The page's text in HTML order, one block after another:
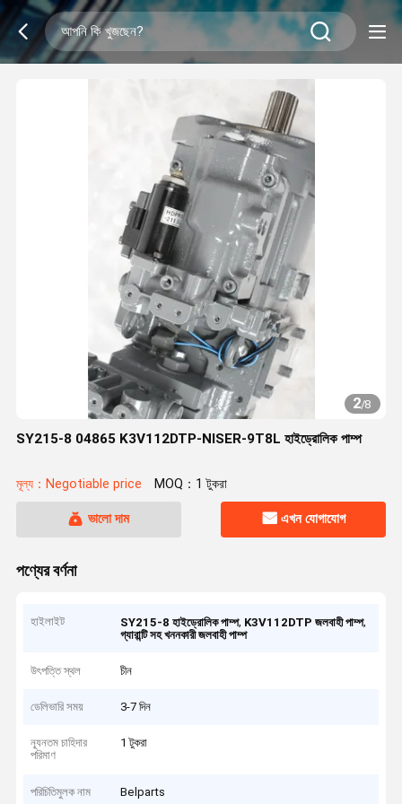
2/8
SY215-8 04865 K3V112DTP-NISER-9T8L হাইড্রোলিক পাম্প
মূল্য：Negotiable price MOQ：1 টুকরা
ভালো দাম এখন যোগাযোগ
পণ্যের বর্ণনা
হাইলাইট SY215-8 হাইড্রোলিক পাম্প, K3V112DTP জলবাহী পাম্প,
গ্যারান্টি সহ খননকারী জলবাহী পাম্প
উৎপত্তি স্থল চীন
ডেলিভারি সময় 3-7 দিন
ন্যূনতম চাহিদার
পরিমাণ
1 টুকরা
পরিচিতিমুলক নাম Belparts